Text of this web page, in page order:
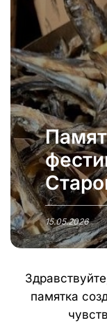
15.05.2026
памятка